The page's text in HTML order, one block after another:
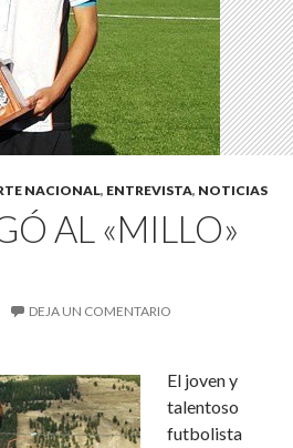
NACIONAL, ENTREVISTA, NOTICIAS
AL «MILLO»
DEJA UN COMENTARIO
El joven y
talentoso
futbolista